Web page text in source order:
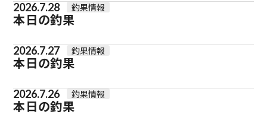
2026.7.28 釣果情報
本日の釣果
2026.7.27 釣果情報
本日の釣果
2026.7.26 釣果情報
本日の釣果